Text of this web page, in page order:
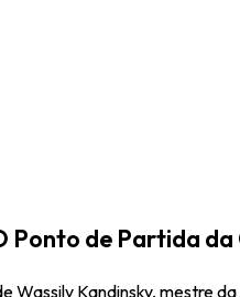
Ponto de Partida
Kandinsky, mestre